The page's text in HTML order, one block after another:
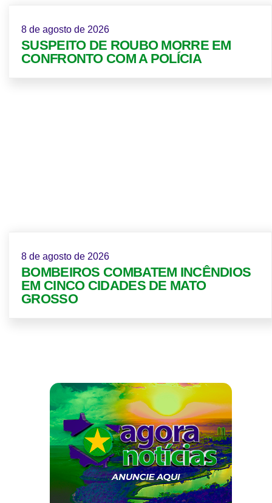
8 de agosto de 2026
SUSPEITO DE ROUBO MORRE EM
CONFRONTO COM A POLÍCIA
8 de agosto de 2026
BOMBEIROS COMBATEM INCÊNDIOS
EM CINCO CIDADES DE MATO
GROSSO